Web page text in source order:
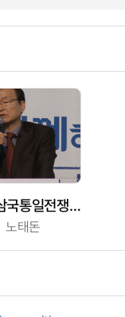
인문학 강좌_삼국통일전쟁과 그 영향
노태돈